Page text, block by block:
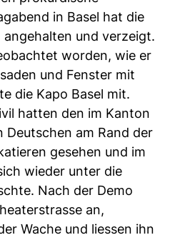
in Basel hat die
angehalten und verzeigt.
worden, wie er
und Fenster mit
die Kapo Basel mit.
hatten den im Kanton
am Rand der
gesehen und im
wieder unter die
Nach der Demo
an,
Wache und liessen ihn